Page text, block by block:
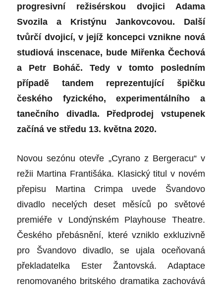
progresivní režisérskou dvojici Adama
Svozila a Kristýnu Jankovcovou.
Další
tvůrčí dvojicí, v jejíž koncepci vznikne nová
studiová inscenace, bude Miřenka Čechová
a Petr Boháč. Tedy v tomto posledním
případě tandem
reprezentující špičku
českého fyzického, experimentálního a
tanečního divadla. Předprodej vstupenek
začíná ve středu 13. května 2020.
Novou sezónu otevře „Cyrano z Bergeracu“ v
režii Martina Františáka. Klasický titul v novém
přepisu Martina Crimpa uvede Švandovo
divadlo necelých deset měsíců po světové
premiéře v Londýnském Playhouse Theatre.
Českého přebásnění, které vzniklo exkluzivně
pro Švandovo divadlo, se ujala oceňovaná
překladatelka Ester Žantovská. Adaptace
renomovaného britského dramatika zachovává